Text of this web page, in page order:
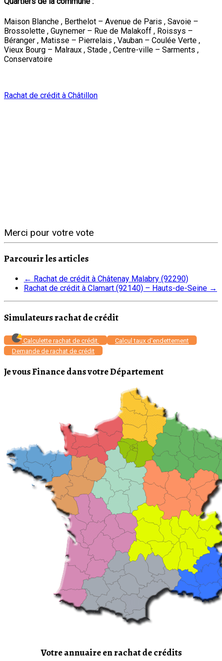
Maison Blanche , Berthelot – Avenue de Paris , Savoie –
Brossolette , Guynemer – Rue de Malakoff , Roissys –
Béranger , Matisse – Pierrelais , Vauban – Coulée Verte ,
Vieux Bourg – Malraux , Stade , Centre-ville – Sarments ,
Conservatoire
Rachat de crédit à Châtillon
Merci pour votre vote
Parcourir les articles
← Rachat de crédit à Châtenay Malabry (92290)
Rachat de crédit à Clamart (92140) – Hauts-de-Seine →
Simulateurs rachat de crédit
Calculette rachat de crédit
Calcul taux d'endettement
Demande de rachat de crédit
Je vous Finance dans votre Département
Votre annuaire en rachat de crédits